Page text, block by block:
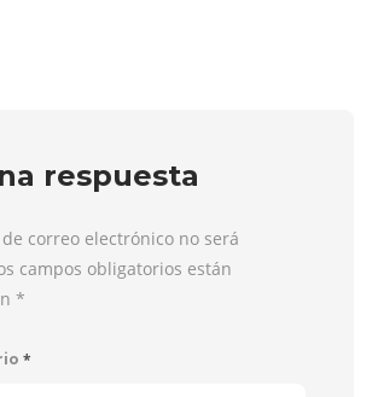
respuesta
correo electrónico no será
campos obligatorios están
*
*